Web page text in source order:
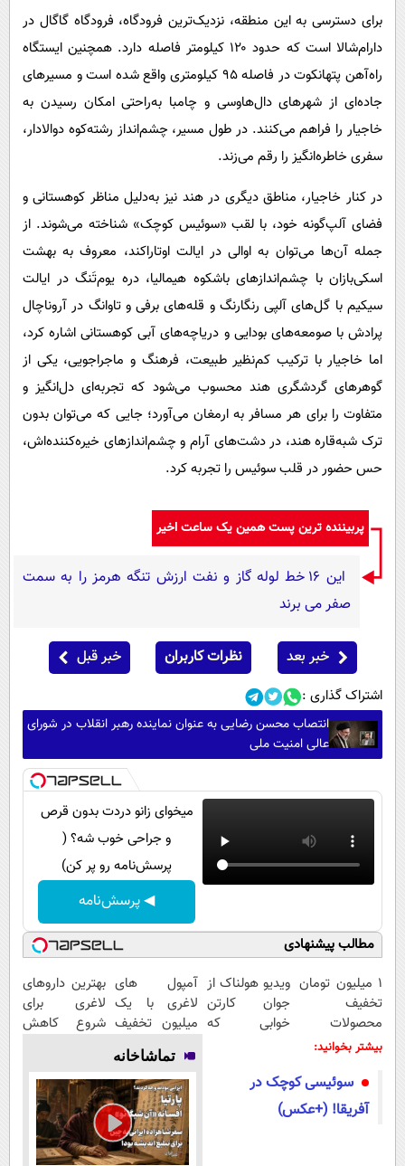
برای دسترسی به این منطقه، نزدیک‌ترین فرودگاه، فرودگاه گاگال در
دارام‌شالا است که حدود ۱۲۰ کیلومتر فاصله دارد. همچنین ایستگاه
راه‌آهن پتهانکوت در فاصله ۹۵ کیلومتری واقع شده است و مسیرهای
جاده‌ای از شهرهای دال‌هاوسی و چامبا به‌راحتی امکان رسیدن به
خاجیار را فراهم می‌کنند. در طول مسیر، چشم‌انداز رشته‌کوه دوالادار،
سفری خاطره‌انگیز را رقم می‌زند.
در کنار خاجیار، مناطق دیگری در هند نیز به‌دلیل مناظر کوهستانی و
فضای آلپ‌گونه خود، با لقب «سوئیس کوچک» شناخته می‌شوند. از
جمله آن‌ها می‌توان به اوالی در ایالت اوتاراکند، معروف به بهشت
اسکی‌بازان با چشم‌اندازهای باشکوه هیمالیا، دره یوم‌تَنگ در ایالت
سیکیم با گل‌های آلپی رنگارنگ و قله‌های برفی و تاوانگ در آروناچال
پرادش با صومعه‌های بودایی و دریاچه‌های آبی کوهستانی اشاره کرد،
اما خاجیار با ترکیب کم‌نظیر طبیعت، فرهنگ و ماجراجویی، یکی از
گوهرهای گردشگری هند محسوب می‌شود که تجربه‌ای دل‌انگیز و
متفاوت را برای هر مسافر به ارمغان می‌آورد؛ جایی که می‌توان بدون
ترک شبه‌قاره هند، در دشت‌های آرام و چشم‌اندازهای خیره‌کننده‌اش،
حس حضور در قلب سوئیس را تجربه کرد.
پربیننده ترین پست همین یک ساعت اخیر
این 16 خط لوله گاز و نفت ارزش تنگه هرمز را به سمت
صفر می برند
خبر بعد نظرات کاربران خبر قبل
اشتراک گذاری :
انتصاب محسن رضایی به عنوان نماینده رهبر انقلاب در شورای
عالی امنیت ملی
میخوای زانو دردت بدون قرص
و جراحی خوب شه؟ (
پرسش‌نامه رو پر کن)
◀ پرسش‌نامه
مطالب پیشنهادی
۱ میلیون تومان
تخفیف
محصولات
لاغری؛ یک قدم
شروع کاهش
وزن
ویدیو هولناک از
جوان کارتن
خوابی که
آمپول های
لاغری با یک
میلیون تخفیف
| ارسال از
داروخانه های
معتبر
بهترین داروهای
لاغری برای
شروع کاهش
نزدیکت!
بیشتر بخوانید:
سوئیسی کوچک در
آفریقا! (+عکس)
تماشاخانه